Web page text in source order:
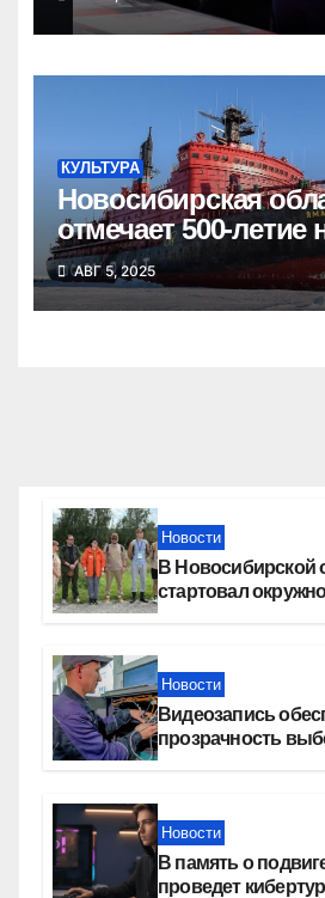
КУЛЬТУРА
Новосибирская
отмечает 500-летие
освоения
пути
АВГ 5, 2025
Новости
В Новосибирской
стартовал
Новости
Видеозапись
прозрачность
Новости
В память о
проведет